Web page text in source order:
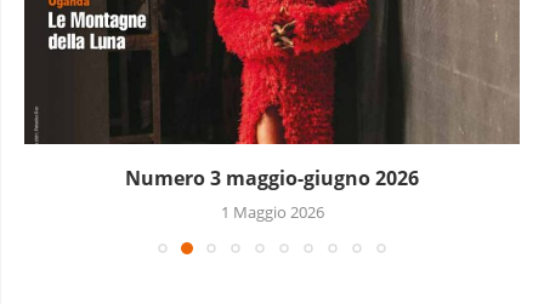
Numero 3 maggio-giugno 2026
1 Maggio 2026